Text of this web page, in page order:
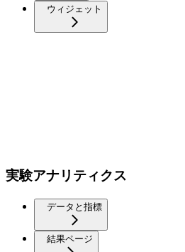
ウィジェット
実験アナリティクス
データと指標
結果ページ